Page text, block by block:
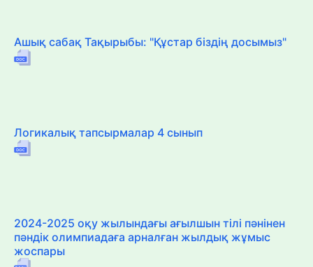
Ашық сабақ Тақырыбы: "Құстар біздің досымыз"
Логикалық тапсырмалар 4 сынып
2024-2025 оқу жылындағы ағылшын тілі пәнінен
пәндік олимпиадаға арналған жылдық жұмыс
жоспары